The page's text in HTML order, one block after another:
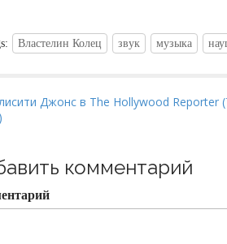
Властелин Колец звук музыка
Джонс в The Hollywood Reporter
комментарий